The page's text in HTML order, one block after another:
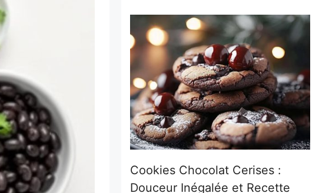
Cookies Chocolat Cerises :
Douceur Inégalée et Recette